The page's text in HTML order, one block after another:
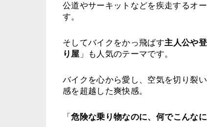
公道やサーキットなどを疾走するオ
す。
そしてバイクをかっ飛ばす主人公や
り屋 」も人気のテーマです。
バイクを心から愛し、空気を切り裂
感を超越した爽快感。
「危険な乗り物なのに、何でこんな